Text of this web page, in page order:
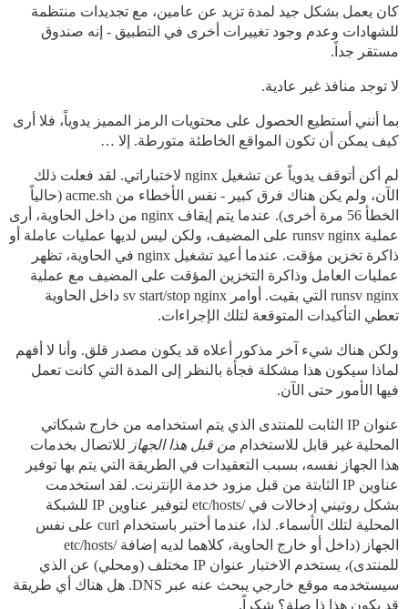
كان يعمل بشكل جيد لمدة تزيد عن عامين، مع تجديدات منتظمة
للشهادات وعدم وجود تغييرات أخرى في التطبيق - إنه صندوق
مستقر جداً.
لا توجد منافذ غير عادية.
بما أنني أستطيع الحصول على محتويات الرمز المميز يدوياً، فلا أرى
كيف يمكن أن تكون المواقع الخاطئة متورطة. إلا …
لم أكن أتوقف يدوياً عن تشغيل nginx لاختباراتي. لقد فعلت ذلك
الآن، ولم يكن هناك فرق كبير - نفس الأخطاء من acme.sh (حالياً
الخطأ 56 مرة أخرى). عندما يتم إيقاف nginx من داخل الحاوية، أرى
عملية runsv nginx على المضيف، ولكن ليس لديها عمليات عاملة أو
ذاكرة تخزين مؤقت. عندما أعيد تشغيل nginx في الحاوية، تظهر
عمليات العامل وذاكرة التخزين المؤقت على المضيف مع عملية
runsv nginx التي بقيت. أوامر sv start/stop nginx داخل الحاوية
تعطي التأكيدات المتوقعة لتلك الإجراءات.
ولكن هناك شيء آخر مذكور أعلاه قد يكون مصدر قلق. وأنا لا أفهم
لماذا سيكون هذا مشكلة فجأة بالنظر إلى المدة التي كانت تعمل
فيها الأمور حتى الآن.
عنوان IP الثابت للمنتدى الذي يتم استخدامه من خارج شبكاتي
المحلية غير قابل للاستخدام من قبل هذا الجهاز للاتصال بخدمات
هذا الجهاز نفسه، بسبب التعقيدات في الطريقة التي يتم بها توفير
عناوين IP الثابتة من قبل مزود خدمة الإنترنت. لقد استخدمت
بشكل روتيني إدخالات في /etc/hosts لتوفير عناوين IP للشبكة
المحلية لتلك الأسماء. لذا، عندما أختبر باستخدام curl على نفس
الجهاز (داخل أو خارج الحاوية، كلاهما لديه إضافة /etc/hosts
للمنتدى)، يستخدم الاختبار عنوان IP مختلف (ومحلي) عن الذي
سيستخدمه موقع خارجي يبحث عنه عبر DNS. هل هناك أي طريقة
قد يكون هذا ذا صلة؟ شكراً.